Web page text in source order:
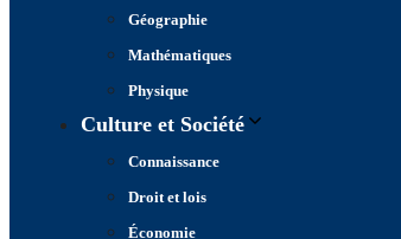
Géographie
Mathématiques
Physique
Culture et Société
Connaissance
Droit et lois
Économie